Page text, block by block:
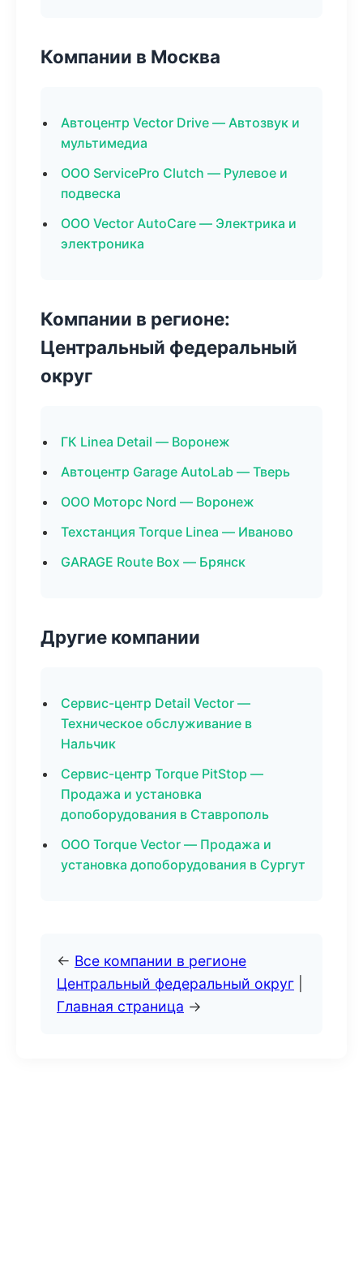
Компании в Москва
Автоцентр Vector Drive — Автозвук и
мультимедиа
ООО ServicePro Clutch — Рулевое и
подвеска
ООО Vector AutoCare — Электрика и
электроника
Компании в регионе:
Центральный федеральный
округ
ГК Linea Detail — Воронеж
Автоцентр Garage AutoLab — Тверь
ООО Моторс Nord — Воронеж
Техстанция Torque Linea — Иваново
GARAGE Route Box — Брянск
Другие компании
Сервис-центр Detail Vector —
Техническое обслуживание в
Нальчик
Сервис-центр Torque PitStop —
Продажа и установка
допоборудования в Ставрополь
ООО Torque Vector — Продажа и
установка допоборудования в Сургут
← Все компании в регионе
Центральный федеральный округ
Главная страница →